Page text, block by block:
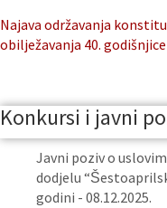
Najava održavanja
obilježavanja 40. godišnjice
Konkursi i javni
Javni poziv o
dodjelu
godini - 08.12.2025.